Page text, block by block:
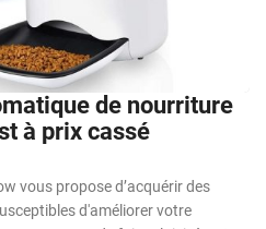
de nourriture
à prix cassé
vous propose d’acquérir des
d'améliorer votre